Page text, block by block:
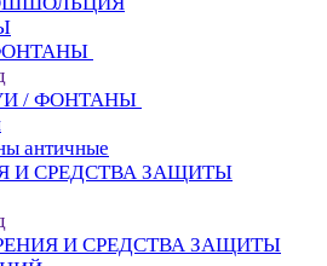
/ ФОНТАНЫ
античные
И СРЕДСТВА ЗАЩИТЫ
И СРЕДСТВА ЗАЩИТЫ